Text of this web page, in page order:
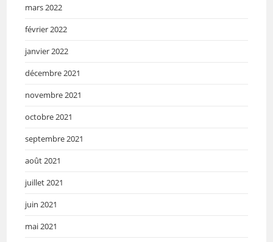
mars 2022
février 2022
janvier 2022
décembre 2021
novembre 2021
octobre 2021
septembre 2021
août 2021
juillet 2021
juin 2021
mai 2021